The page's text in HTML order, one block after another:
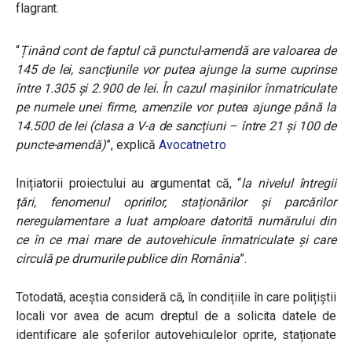
flagrant.
“Ținând cont de faptul că punctul-amendă are valoarea de
145 de lei, sancțiunile vor putea ajunge la sume cuprinse
între 1.305 și 2.900 de lei. În cazul mașinilor înmatriculate
pe numele unei firme, amenzile vor putea ajunge până la
14.500 de lei (clasa a V-a de sancțiuni – între 21 și 100 de
puncte-amendă)”, explicăAvocatnet.ro
Inițiatorii proiectului au argumentat că, “la nivelul întregii
țări, fenomenul opririlor, staționărilor și parcărilor
neregulamentare a luat amploare datorită numărului din
ce în ce mai mare de autovehicule înmatriculate și care
circulă pe drumurile publice din România”.
Totodată, aceștia consideră că, în condițiile în care polițiștii
locali vor avea de acum dreptul de a solicita datele de
identificare ale șoferilor autovehiculelor oprite, staționate